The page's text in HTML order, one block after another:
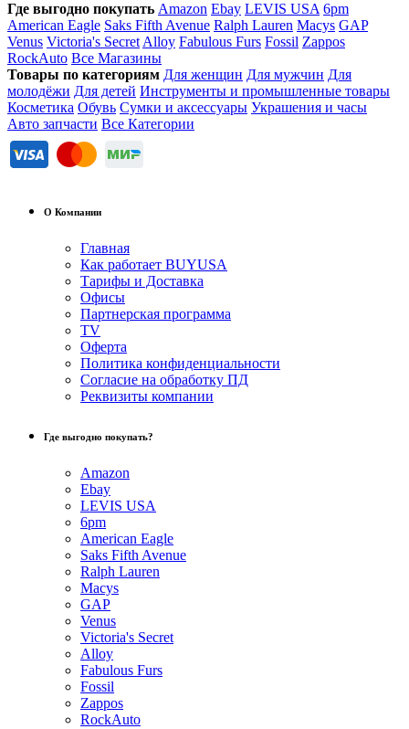
Где выгодно покупать Amazon Ebay LEVIS USA 6pm
American Eagle Saks Fifth Avenue Ralph Lauren Macys GAP
Venus Victoria's Secret Alloy Fabulous Furs Fossil Zappos
RockAuto Все Магазины
Товары по категориям Для женщин Для мужчин Для
молодёжи Для детей Инструменты и промышленные товары
Косметика Обувь Сумки и аксессуары Украшения и часы
Авто запчасти Все Категории
О Компании
Главная
Как работает BUYUSA
Тарифы и Доставка
Офисы
Партнерская программа
TV
Оферта
Политика конфиденциальности
Согласие на обработку ПД
Реквизиты компании
Где выгодно покупать?
Amazon
Ebay
LEVIS USA
6pm
American Eagle
Saks Fifth Avenue
Ralph Lauren
Macys
GAP
Venus
Victoria's Secret
Alloy
Fabulous Furs
Fossil
Zappos
RockAuto